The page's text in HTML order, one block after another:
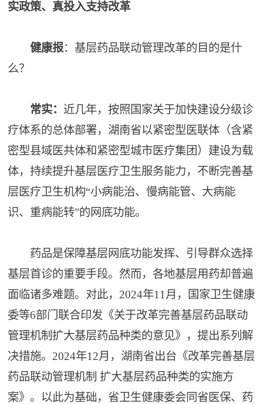
实政策、真投入支持改革
健康报：基层药品联动管理改革的目的是什
么？
常实： 近几年，按照国家关于加快建设分级诊
疗体系的总体部署，湖南省以紧密型医联体（含紧
密型县域医共体和紧密型城市医疗集团）建设为载
体，持续提升基层医疗卫生服务能力，不断完善基
层医疗卫生机构“小病能治、慢病能管、大病能
识、重病能转”的网底功能。
药品是保障基层网底功能发挥、引导群众选择
基层首诊的重要手段。然而，各地基层用药却普遍
面临诸多难题。对此，2024年11月，国家卫生健康
委等6部门联合印发《关于改革完善基层药品联动
管理机制扩大基层药品种类的意见》，提出系列解
决措施。2024年12月，湖南省出台《改革完善基层
药品联动管理机制 扩大基层药品种类的实施方
案》。以此为基础，省卫生健康委会同省医保、药